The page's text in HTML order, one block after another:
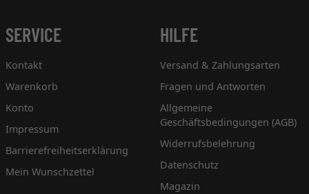
SERVICE
Kontakt
Warenkorb
Konto
Impressum
Barrierefreiheitserklärung
Mein Wunschzettel
HILFE
Versand & Zahlungsarten
Fragen und Antworten
Allgemeine
Geschäftsbedingungen (AGB)
Widerrufsbelehrung
Datenschutz
Magazin